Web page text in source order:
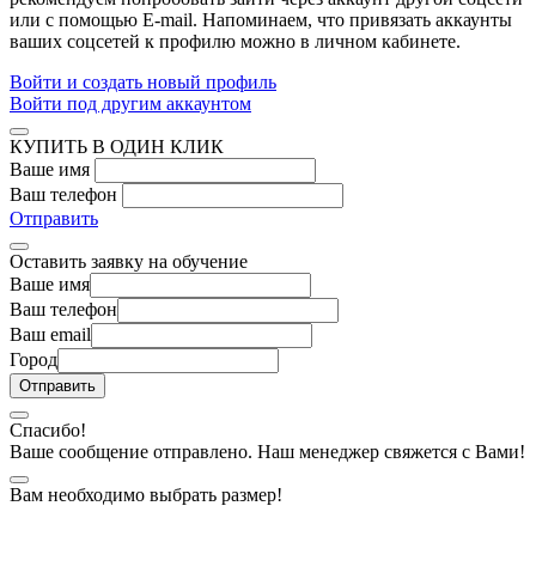
или с помощью E-mail. Напоминаем, что привязать аккаунты
ваших соцсетей к профилю можно в личном кабинете.
Войти и создать новый профиль
Войти под другим аккаунтом
КУПИТЬ В ОДИН КЛИК
Ваше имя
Ваш телефон
Отправить
Оставить заявку на обучение
Ваше имя
Ваш телефон
Ваш email
Город
Спасибо!
Ваше сообщение отправлено. Наш менеджер свяжется с Вами!
Вам необходимо выбрать размер!